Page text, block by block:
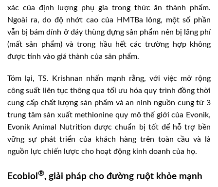
xác của định lượng phụ gia trong thức ăn thành phẩm.
Ngoài ra, do độ nhớt cao của HMTBa lỏng, một số phần
vẫn bị bám dính ở đáy thùng đựng sản phẩm nên bị lãng phí
(mất sản phẩm) và trong hầu hết các trường hợp không
được tính vào giá thành của sản phẩm.
Tóm lại, TS. Krishnan nhấn mạnh rằng, với việc mở rộng
công suất liên tục thông qua tối ưu hóa quy trình đồng thời
cung cấp chất lượng sản phẩm và an ninh nguồn cung từ 3
trung tâm sản xuất methionine quy mô thế giới của Evonik,
Evonik Animal Nutrition được chuẩn bị tốt để hỗ trợ bền
vững sự phát triển của khách hàng trên toàn cầu và là
nguồn lực chiến lược cho hoạt động kinh doanh của họ.
Ecobiol ®, giải pháp cho đường ruột khỏe mạnh